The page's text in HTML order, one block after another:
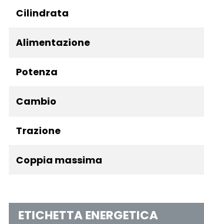
Cilindrata
Alimentazione
Potenza
Cambio
Trazione
Coppia massima
ETICHETTA ENERGETICA